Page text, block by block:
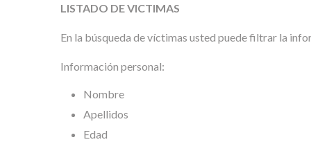
LISTADO DE VICTIMAS
En la búsqueda de víctimas usted puede filtrar la
Información personal:
Nombre
Apellidos
Edad